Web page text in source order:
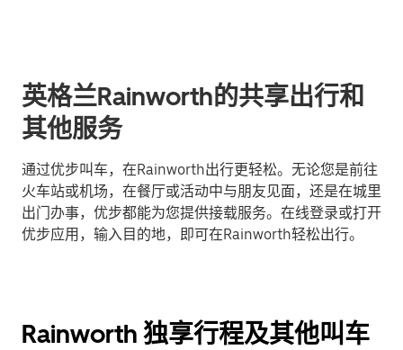
英格兰Rainworth的共享出行和
其他服务
通过优步叫车，在Rainworth出行更轻松。无论您是前往
火车站或机场，在餐厅或活动中与朋友见面，还是在城里
出门办事，优步都能为您提供接载服务。在线登录或打开
优步应用，输入目的地，即可在Rainworth轻松出行。
Rainworth 独享行程及其他叫车